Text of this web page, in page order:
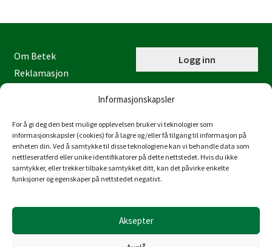
Informasjonskapsler
For å gi deg den best mulige opplevelsen bruker vi teknologier som
informasjonskapsler (cookies) for å lagre og/eller få tilgang til informasjon på
enheten din. Ved å samtykke til disse teknologiene kan vi behandle data som
nettleseratferd eller unike identifikatorer på dette nettstedet. Hvis du ikke
samtykker, eller trekker tilbake samtykket ditt, kan det påvirke enkelte
funksjoner og egenskaper på nettstedet negativt.
Aksepter
Logg inn
Juraveien 4
4636 Kristiansand
Tlf: 38 53 15 00
Om Betek
Reklamasjon
Personvernerklæring
Åpenhetsloven